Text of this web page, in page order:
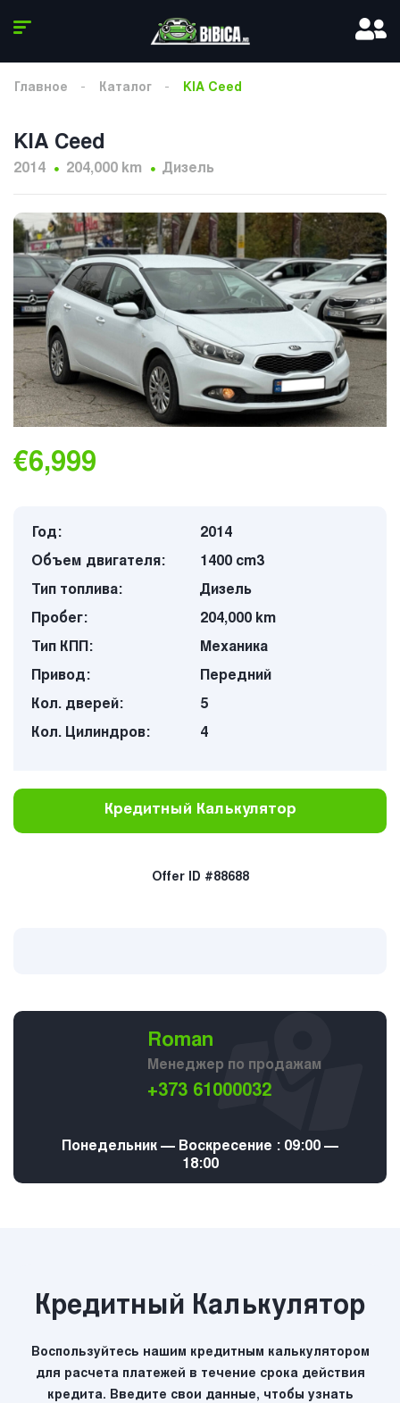
Главное Каталог KIA Ceed
KIA Ceed
2014 204,000 km Дизель
€6,999
Год:
2014
Объем двигателя:
1400 cm3
Тип топлива:
Дизель
Пробег:
204,000 km
Тип КПП:
Механика
Привод:
Передний
Кол. дверей:
5
Кол. Цилиндров:
4
Кредитный Калькулятор
Offer ID #88688
Roman
Менеджер по продажам
+373 61000032
Понедельник — Воскресение : 09:00 —
18:00
Кредитный Калькулятор
Воспользуйтесь нашим кредитным калькулятором
для расчета платежей в течение срока действия
кредита. Введите свои данные, чтобы узнать